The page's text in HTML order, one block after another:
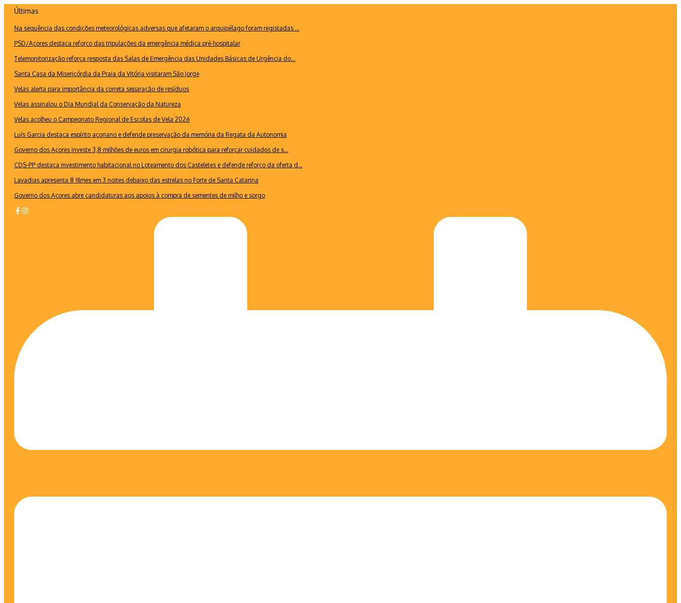
conteúdo
Últimas
Na sequência das condições meteorológicas adversas que afetaram o arquipélago foram registadas ...
PSD/Açores destaca reforço das tripulações da emergência médica pré-hospitalar
Telemonitorização reforça resposta das Salas de Emergência das Unidades Básicas de Urgência do...
Santa Casa da Misericórdia da Praia da Vitória visitaram São Jorge
Velas alerta para importância da correta separação de resíduos
Velas assinalou o Dia Mundial da Conservação da Natureza
Velas acolheu o Campeonato Regional de Escolas de Vela 2026
Luís Garcia destaca espírito açoriano e defende preservação da memória da Regata da Autonomia
Governo dos Açores investe 3,8 milhões de euros em cirurgia robótica para reforçar cuidados de s...
CDS-PP destaca investimento habitacional no Loteamento dos Casteletes e defende reforço da oferta d...
Lavadias apresenta 8 filmes em 3 noites debaixo das estrelas no Forte de Santa Catarina
Governo dos Açores abre candidaturas aos apoios à compra de sementes de milho e sorgo